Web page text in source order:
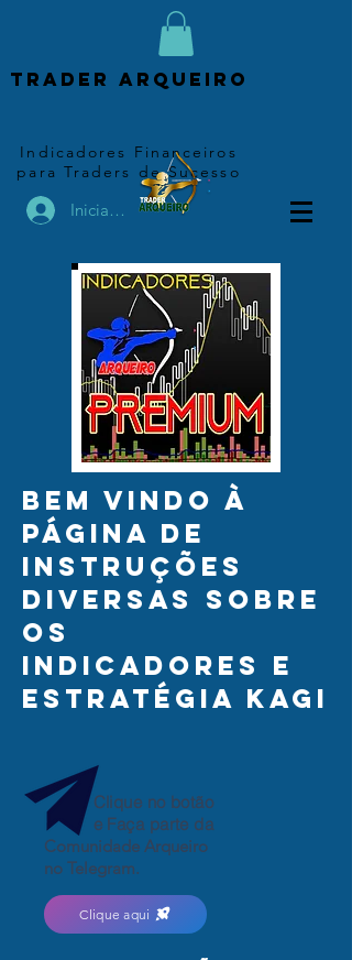
Trader arqueiro
Indicadores Financeiros
para Traders de Sucesso
Iniciar sesión
Bem vindo à
página de
instruções
diversas sobre
os
indicadores e
estratégia kagi
Clique no botão
e Faça parte da
Comunidade Arqueiro
no Telegram.
Clique aqui